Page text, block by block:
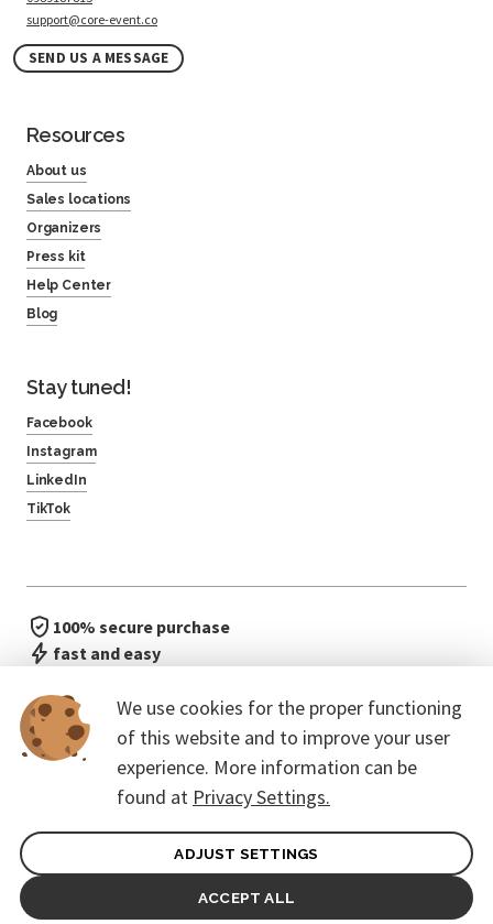
We use cookies for the proper functioning
of this website and to improve your user
experience. More information can be
found at Privacy Settings.
ADJUST SETTINGS
ACCEPT ALL
support@core-event.co
SEND US A MESSAGE
Resources
About us
Sales locations
Organizers
Press kit
Help Center
Blog
Stay tuned!
Facebook
Instagram
LinkedIn
TikTok
100% secure purchase
fast and easy
General terms of contract for Customers
Protection of personal data
© 2026. CoreEvent